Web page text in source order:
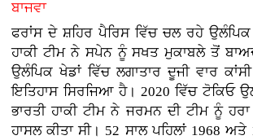
ਬਾਜਵਾ
ਫਰਾਂਸ ਦੇ ਸ਼ਹਿਰ ਪੈਰਿਸ ਵਿੱਚ ਚਲ ਰਹੇ ਉਲੰਪਿਕ
ਹਾਕੀ ਟੀਮ ਨੇ ਸਪੇਨ ਨੂੰ ਸਖਤ ਮੁਕਾਬਲੇ ਤੋਂ
ਉਲੰਪਿਕ ਖੇਡਾਂ ਵਿੱਚ ਲਗਾਤਾਰ ਦੂਜੀ ਵਾਰ
ਇਤਿਹਾਸ ਸਿਰਜਿਆ ਹੈ। 2020 ਵਿੱਚ ਟੋਕਿਓ
ਭਾਰਤੀ ਹਾਕੀ ਟੀਮ ਨੇ ਜਰਮਨ ਦੀ ਟੀਮ ਨੂੰ
ਹਾਸਲ ਕੀਤਾ ਸੀ। 52 ਸਾਲ ਪਹਿਲਾਂ 1968